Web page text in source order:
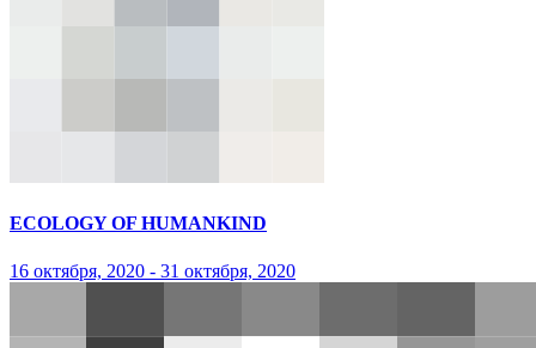
ECOLOGY OF HUMANKIND
16 октября, 2020 - 31 октября, 2020